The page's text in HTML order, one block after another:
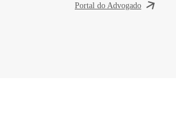
Portal do Advogado